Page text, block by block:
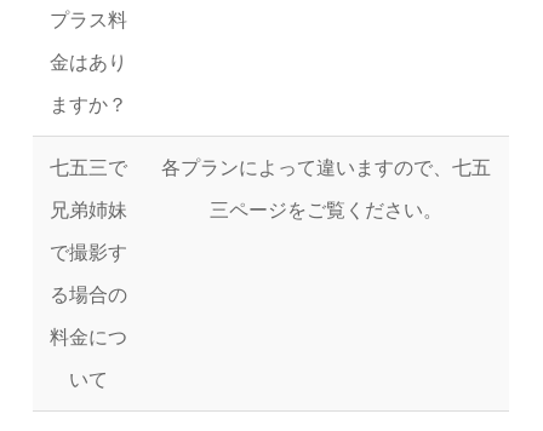
プラス料
金はあり
ますか？
七五三で
兄弟姉妹
で撮影す
る場合の
料金につ
いて
各プランによって違いますので、七五
三ページをご覧ください。